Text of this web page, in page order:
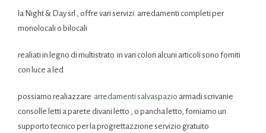
la Night & Day srl , offre vari servizi. arredamenti completi per
monolocali o bilocali
realiati in legno di multistrato in vari colori alcuni articoli sono forniti
con luce a led
possiamo realiazzare arredamenti salvaspazio armadi scrivanie
consolle letti a parete divani letto , o pancha letto, forniamo un
supporto tecnico per la progrettazzione servizio gratuito